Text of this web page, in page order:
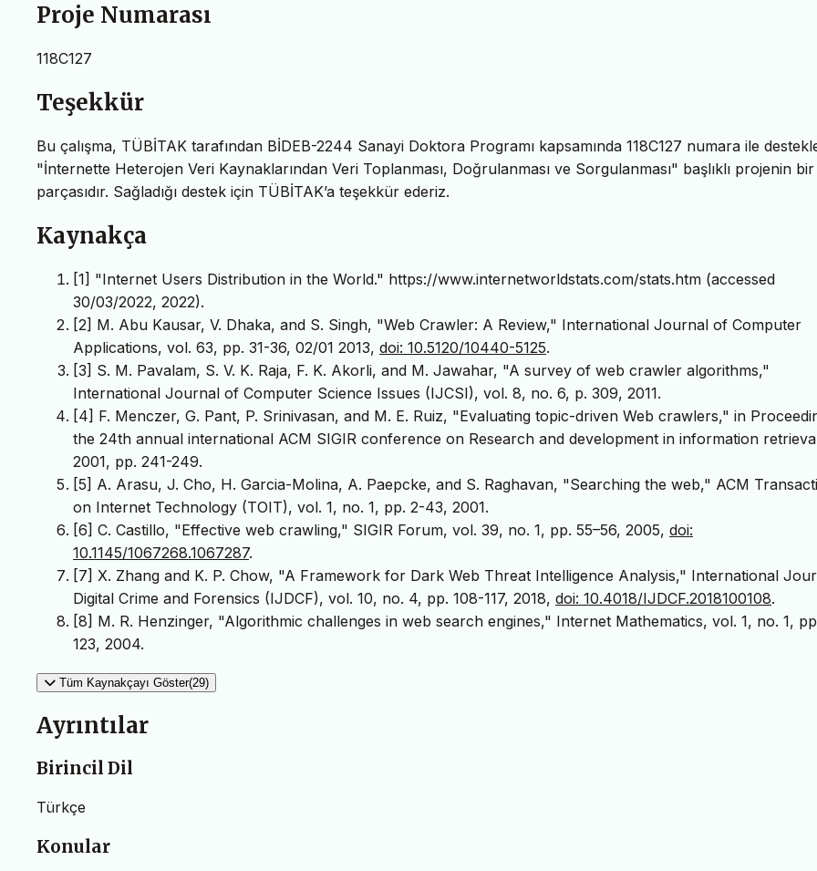
Proje Numarası
118C127
Teşekkür
Bu çalışma, TÜBİTAK tarafından BİDEB-2244 Sanayi Doktora Programı kapsamında 118C127 numara ile
"İnternette Heterojen Veri Kaynaklarından Veri Toplanması, Doğrulanması ve Sorgulanması" başlıklı projenin bir
parçasıdır. Sağladığı destek için TÜBİTAK’a teşekkür ederiz.
Kaynakça
[1] "Internet Users Distribution in the World." https://www.internetworldstats.com/stats.htm (accessed
30/03/2022, 2022).
[2] M. Abu Kausar, V. Dhaka, and S. Singh, "Web Crawler: A Review," International Journal of Computer
Applications, vol. 63, pp. 31-36, 02/01 2013, doi: 10.5120/10440-5125.
[3] S. M. Pavalam, S. V. K. Raja, F. K. Akorli, and M. Jawahar, "A survey of web crawler algorithms,"
International Journal of Computer Science Issues (IJCSI), vol. 8, no. 6, p. 309, 2011.
[4] F. Menczer, G. Pant, P. Srinivasan, and M. E. Ruiz, "Evaluating topic-driven Web crawlers," in
the 24th annual international ACM SIGIR conference on Research and development in information
2001, pp. 241-249.
[5] A. Arasu, J. Cho, H. Garcia-Molina, A. Paepcke, and S. Raghavan, "Searching the web," ACM
on Internet Technology (TOIT), vol. 1, no. 1, pp. 2-43, 2001.
[6] C. Castillo, "Effective web crawling," SIGIR Forum, vol. 39, no. 1, pp. 55–56, 2005, doi:
10.1145/1067268.1067287.
[7] X. Zhang and K. P. Chow, "A Framework for Dark Web Threat Intelligence Analysis," International
Digital Crime and Forensics (IJDCF), vol. 10, no. 4, pp. 108-117, 2018, doi: 10.4018/IJDCF.2018100108.
[8] M. R. Henzinger, "Algorithmic challenges in web search engines," Internet Mathematics, vol. 1, no. 1,
123, 2004.
Tüm Kaynakçayı Göster(29)
Ayrıntılar
Birincil Dil
Türkçe
Konular